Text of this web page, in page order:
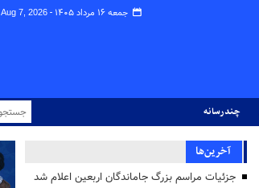
جمعه ۱۶ مرداد ۱۴۰۵ - Aug 7, 2026
چندرسانه
آخرین‌ها
جزئیات مراسم بزرگ جاماندگان اربعین اعلام شد